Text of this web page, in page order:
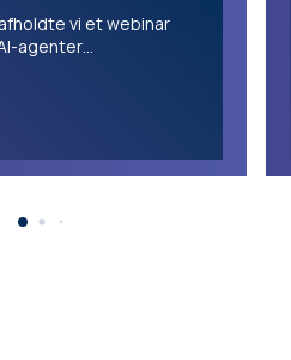
vi et webinar
agenter